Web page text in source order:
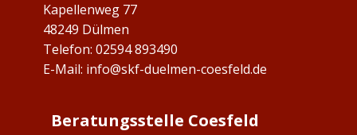
Kapellenweg 77
48249 Dülmen
Telefon: 02594 893490
E-Mail: info@skf-duelmen-coesfeld.de
Beratungsstelle Coesfeld